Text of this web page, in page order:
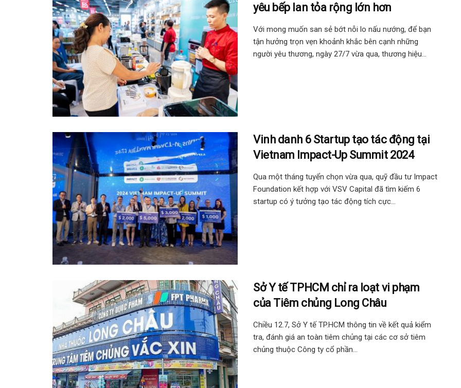
yêu bếp lan tỏa rộng lớn hơn
Với mong muốn san sẻ bớt nỗi lo nấu nướng, để bạn
tận hưởng trọn vẹn khoảnh khắc bên cạnh những
người yêu thương, ngày 27/7 vừa qua, thương hiệu...
Vinh danh 6 Startup tạo tác động tại
Vietnam Impact-Up Summit 2024
Qua một tháng tuyển chọn vừa qua, quỹ đầu tư Impact
Foundation kết hợp với VSV Capital đã tìm kiếm 6
startup có ý tưởng tạo tác động tích cực...
Sở Y tế TPHCM chỉ ra loạt vi phạm
của Tiêm chủng Long Châu
Chiều 12.7, Sở Y tế TP.HCM thông tin về kết quả kiểm
tra, đánh giá an toàn tiêm chủng tại các cơ sở tiêm
chủng thuộc Công ty cổ phần...